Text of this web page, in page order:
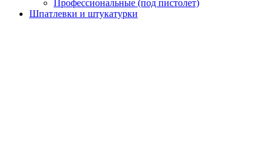
Профессиональные (под пистолет)
Шпатлевки и штукатурки